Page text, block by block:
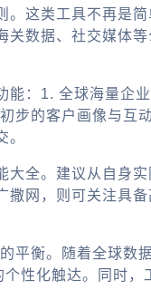
。这类工具不再是
数据、社交媒体
能：1. 全球海量企
步的客户画像与
。
大全。建议从自身
撒网，则可关注具备
平衡。随着全球
性化触达。同时